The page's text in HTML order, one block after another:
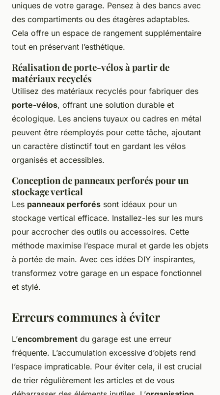
uniques de votre garage. Pensez à des bancs avec
des compartiments ou des étagères adaptables.
Cela offre un espace de rangement supplémentaire
tout en préservant l’esthétique.
Réalisation de porte-vélos à partir de
matériaux recyclés
Utilisez des matériaux recyclés pour fabriquer des
porte-vélos, offrant une solution durable et
écologique. Les anciens tuyaux ou cadres en métal
peuvent être réemployés pour cette tâche, ajoutant
un caractère distinctif tout en gardant les vélos
organisés et accessibles.
Conception de panneaux perforés pour un
stockage vertical
Les panneaux perforés sont idéaux pour un
stockage vertical efficace. Installez-les sur les murs
pour accrocher des outils ou accessoires. Cette
méthode maximise l’espace mural et garde les objets
à portée de main. Avec ces idées DIY inspirantes,
transformez votre garage en un espace fonctionnel
et stylé.
Erreurs communes à éviter
L’encombrement du garage est une erreur
fréquente. L’accumulation excessive d’objets rend
l’espace impraticable. Pour éviter cela, il est crucial
de trier régulièrement les articles et de vous